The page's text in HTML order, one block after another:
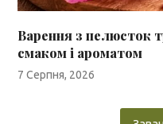
Варення з пелюсток
смаком і ароматом
7 Серпня, 2026